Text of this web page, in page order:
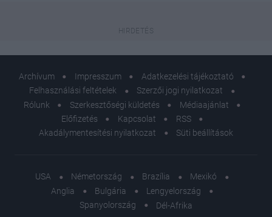
Archívum Impresszum
Adatkezelési tájékoztató
Felhasználási feltételek
Szerzői jogi nyilatkozat
Rólunk
Szerkesztőségi küldetés
Médiaajánlat
Előfizetés
Kapcsolat
RSS
Akadálymentesítési nyilatkozat
Süti beállítások
USA Németország Brazília
Mexikó
Anglia
Bulgária
Lengyelország
Spanyolország
Dél-Afrika